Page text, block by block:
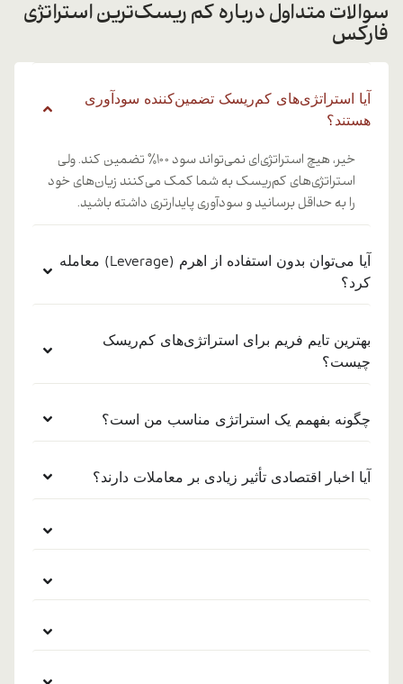
سوالات متداول درباره کم ریسک‌ترین استراتژی
فارکس
آیا استراتژی‌های کم‌ریسک تضمین‌کننده سودآوری
هستند؟
خیر، هیچ استراتژی‌ای نمی‌تواند سود ۱۰۰٪ تضمین کند. ولی
استراتژی‌های کم‌ریسک به شما کمک می‌کنند زیان‌های خود
را به حداقل برسانید و سودآوری پایدارتری داشته باشید.
آیا می‌توان بدون استفاده از اهرم (Leverage) معامله
کرد؟
بهترین تایم فریم برای استراتژی‌های کم‌ریسک
چیست؟
چگونه بفهمم یک استراتژی مناسب من است؟
آیا اخبار اقتصادی تأثیر زیادی بر معاملات دارند؟